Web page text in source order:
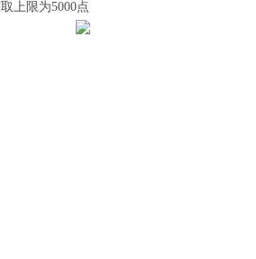
上限为5000点